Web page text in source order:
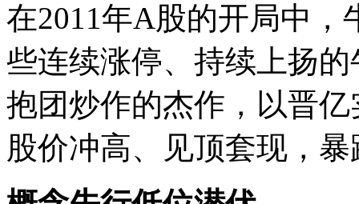
在2011年A股的开局中
些连续涨停、持续上扬
抱团炒作的杰作，以晋
股价冲高、见顶套现，